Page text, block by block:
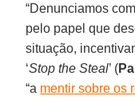
“Denunciamos
pelo papel que
situação,
‘Stop the Steal’ (
“a mentir sobre os